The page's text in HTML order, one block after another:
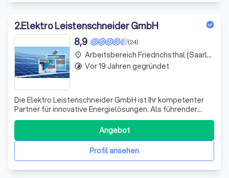
2.Elektro Leistenschneider GmbH
(24)
8,9
Die Elektro Leistenschneider GmbH ist Ihr kompetenter
Partner für innovative Energielösungen. Als führender
Anbieter von Photovoltaik- und Wärmepumpenmontage
im Bereich Systemverbund und Klimalösungen bieten wir
maßgeschneiderte Konzepte für eine nachhaltige und
effiziente Energieversorgung. Unser L
Profil ansehen
Angebot
place Arbeitsbereich Friedrichsthal (Saarland)
timelapse Vor 19 Jahren gegründet